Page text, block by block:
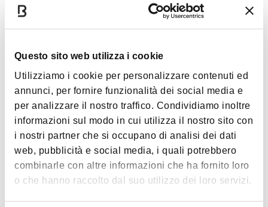
Questo sito web utilizza i cookie
Utilizziamo i cookie per personalizzare contenuti ed
annunci, per fornire funzionalità dei social media e
per analizzare il nostro traffico. Condividiamo inoltre
informazioni sul modo in cui utilizza il nostro sito con
i nostri partner che si occupano di analisi dei dati
web, pubblicità e social media, i quali potrebbero
combinarle con altre informazioni che ha fornito loro
o che hanno raccolto dal suo utilizzo dei loro servizi.
Interests
Art & Culture
Contacts